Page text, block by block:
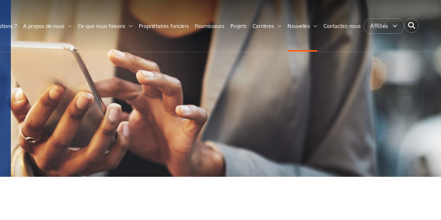
? A propos de nous Ce que nous faisons Propriétaires fonciers Fournisseurs Projets Carrières Nouvelles Contactez-nous Affiliés